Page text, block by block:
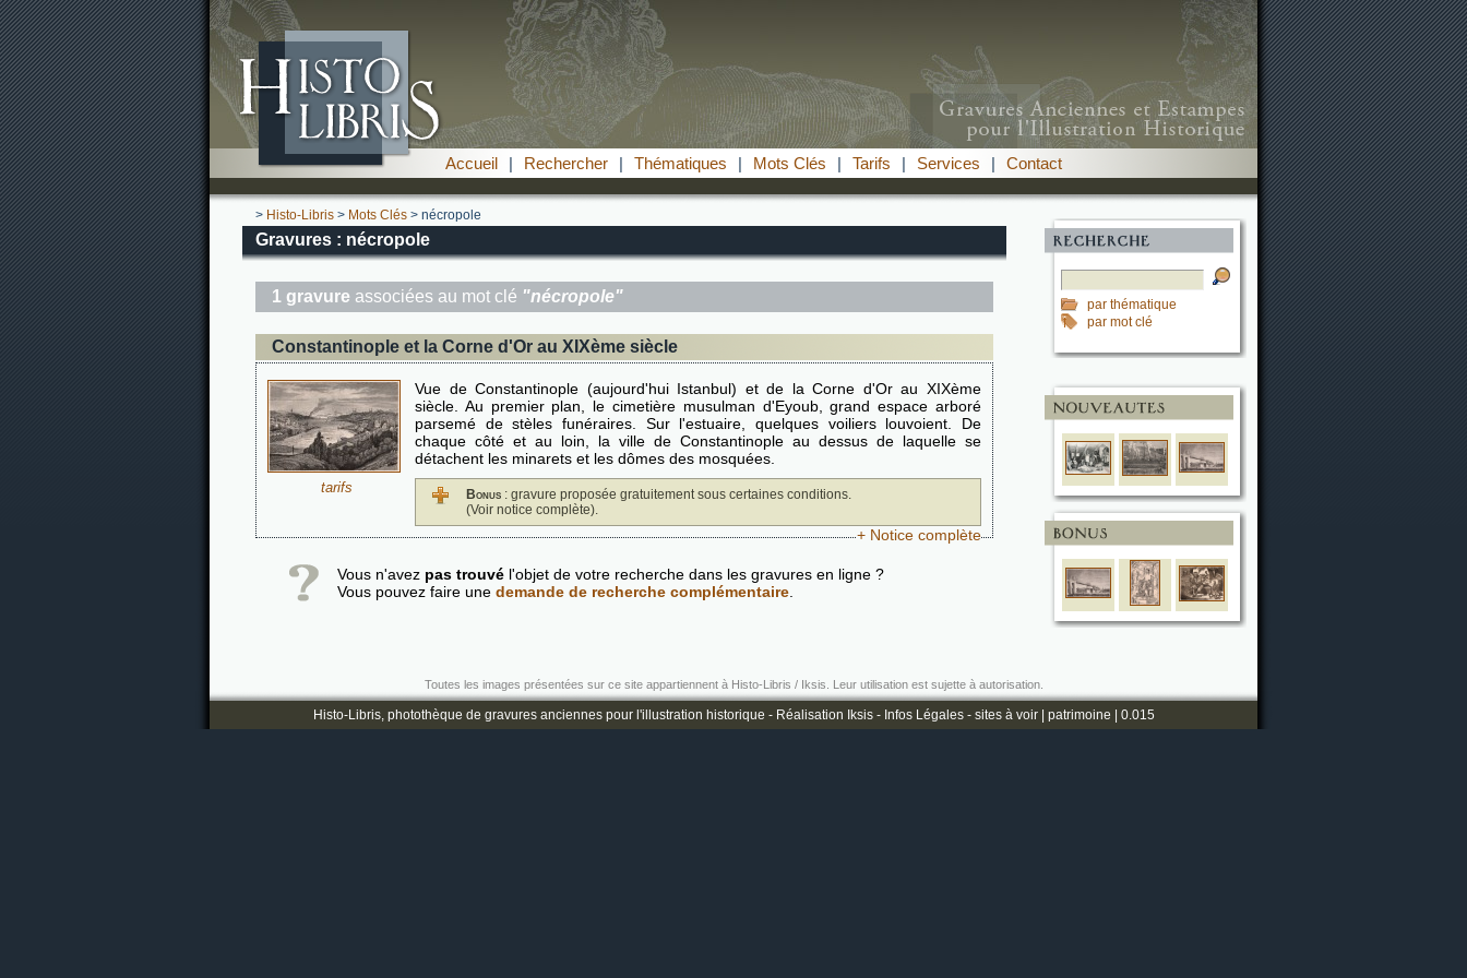
Accueil | Rechercher | Thématiques | Mots Clés | Tarifs | Services | Contact
par thématique
par mot clé
> Histo-Libris > Mots Clés > nécropole
Gravures : nécropole
1 gravure associées au mot clé "nécropole"
Constantinople et la Corne d'Or au XIXème siècle
tarifs
Vue de Constantinople (aujourd'hui Istanbul) et de la Corne d'Or au XIXème
siècle. Au premier plan, le cimetière musulman d'Eyoub, grand espace arboré
parsemé de stèles funéraires. Sur l'estuaire, quelques voiliers louvoient. De
chaque côté et au loin, la ville de Constantinople au dessus de laquelle se
détachent les minarets et les dômes des mosquées.
Bonus : gravure proposée gratuitement sous certaines conditions.
(Voir notice complète).
+ Notice complète
Vous n'avez pas trouvé l'objet de votre recherche dans les gravures en ligne ?
Vous pouvez faire une demande de recherche complémentaire
Toutes les images présentées sur ce site appartiennent à Histo-Libris / Iksis. Leur utilisation est sujette à autorisation.
Histo-Libris, photothèque de gravures anciennes pour l'illustration historique - Réalisation Iksis- Infos Légales- sites à voir| patrimoine | 0.015